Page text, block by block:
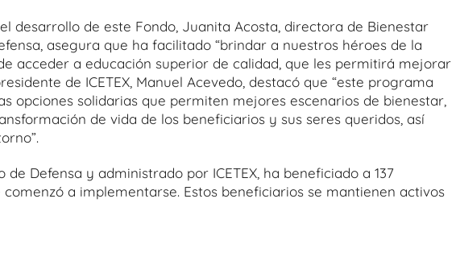
desarrollo de este Fondo, Juanita Acosta, directora de Bienestar
asegura que ha facilitado “brindar a nuestros héroes de la
acceder a educación superior de calidad, que les permitirá mejorar
de ICETEX, Manuel Acevedo, destacó que “este programa
opciones solidarias que permiten mejores escenarios de bienestar,
de vida de los beneficiarios y sus seres queridos, así
Defensa y administrado por ICETEX, ha beneficiado a 137
comenzó a implementarse. Estos beneficiarios se mantienen activos